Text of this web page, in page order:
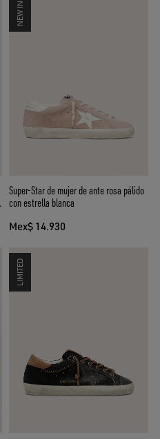
NEW IN
Super-Star de mujer de ante rosa pálido
con estrella blanca
Mex$ 14.930
LIMITED